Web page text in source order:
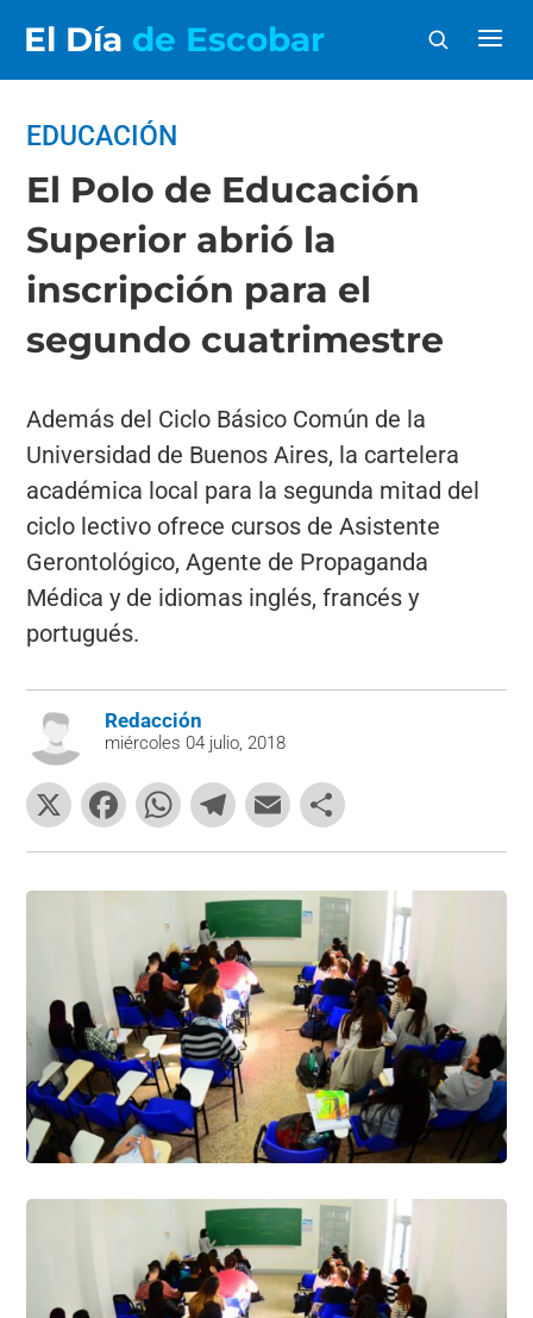
El Día de Escobar
EDUCACIÓN
El Polo de Educación
Superior abrió la
inscripción para el
segundo cuatrimestre
Además del Ciclo Básico Común de la
Universidad de Buenos Aires, la cartelera
académica local para la segunda mitad del
ciclo lectivo ofrece cursos de Asistente
Gerontológico, Agente de Propaganda
Médica y de idiomas inglés, francés y
portugués.
Redacción
miércoles 04 julio, 2018
X
F
a
c
b
o
o
k
W
h
at
s
A
p
p
T
el
e
gr
a
m
E
m
ai
l
o
m
ar
tir